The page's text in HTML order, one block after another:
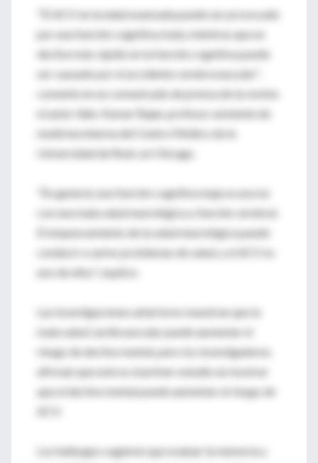
"El ACV en la edad avanzada puede ser provocado
por una función cognitiva mala, mientras que un
declive más rápido en la función cognitiva puede
ser causado por el accidente cerebrovascular",
comentó en un comunicado de prensa de la revista
el autor líder, Kumar Rajan, profesor asistente de
medicina interna del Centro Médico de la
Universidad de Rush, en Chicago.
"En general, una función cognitiva baja se asocia
con una mala salud neurológica y función cerebral.
El empeoramiento de la salud neurológica puede
conducir a varios problemas de salud, y el ACV es
uno de ellos", explicó.
Las investigaciones anteriores muestran que la
mala salud cardiovascular puede aumentar el
riesgo de declive mental, pero los investigadores
afirman que este es el primer estudio en mostrar
que el declive mental puede aumentar el riesgo de
Los hallazgos sugieren que evaluar la memoria y